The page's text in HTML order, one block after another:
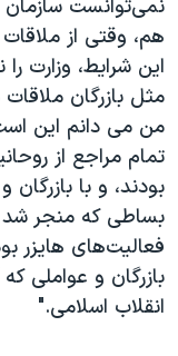
هم، وقتی از
این شرایط، وزارت
مثل بازرگان
من می دانم این است
تمام مراجع از
بودند، و با
بساطی که منجر شد
فعالیت‌های هایزر
بازرگان و عواملی
انقلاب اسلامی."